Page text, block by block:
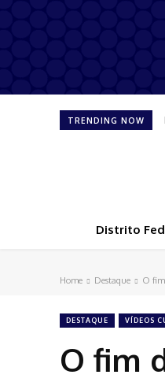
TRENDING NOW
Distrito
Home Destaque O
DESTAQUE VÍDEOS
O fim